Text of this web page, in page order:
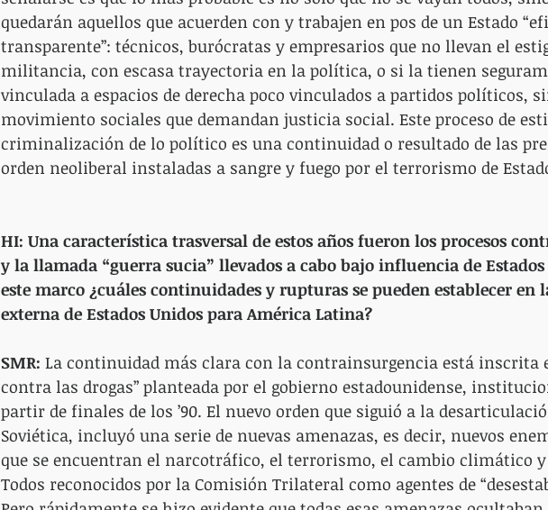
quedarán aquellos que acuerden con y trabajen en pos de un Estado
transparente”: técnicos, burócratas y empresarios que no llevan el
militancia, con escasa trayectoria en la política, o si la tienen
vinculada a espacios de derecha poco vinculados a partidos políticos,
movimiento sociales que demandan justicia social. Este proceso de
criminalización de lo político es una continuidad o resultado de las
orden neoliberal instaladas a sangre y fuego por el terrorismo de
HI: Una característica trasversal de estos años fueron los procesos
y la llamada “guerra sucia” llevados a cabo bajo influencia de
este marco ¿cuáles continuidades y rupturas se pueden establecer en
externa de Estados Unidos para América Latina?
SMR: La continuidad más clara con la contrainsurgencia está inscrita
contra las drogas” planteada por el gobierno estadounidense,
partir de finales de los ’90. El nuevo orden que siguió a la
Soviética, incluyó una serie de nuevas amenazas, es decir, nuevos
que se encuentran el narcotráfico, el terrorismo, el cambio climático y
Todos reconocidos por la Comisión Trilateral como agentes de